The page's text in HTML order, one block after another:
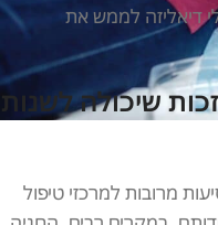
דיאליזה לממש את
שיכולה לשנות
מרובות למרכזי טיפול